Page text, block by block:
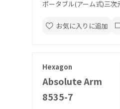
ポータブル(アーム式)三次
お気に入りに追加
Hexagon
Absolute Arm
8535-7